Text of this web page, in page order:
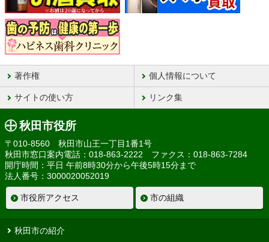
著作権 個人情報について
サイトの使い方 リンク集
秋田市役所
〒010-8560 秋田市山王一丁目1番1号
秋田市窓口案内電話：018-863-2222 ファクス：018-863-7284
開庁時間：平日 午前8時30分から午後5時15分まで
法人番号：3000020052019
市役所アクセス 市の組織
秋田市の紹介